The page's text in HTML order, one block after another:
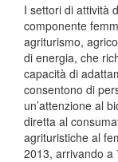
I settori di attività
componente
agriturismo,
di energia, che
capacità di
consentono di
un’attenzione al
diretta al
agrituristiche al
2013, arrivando a